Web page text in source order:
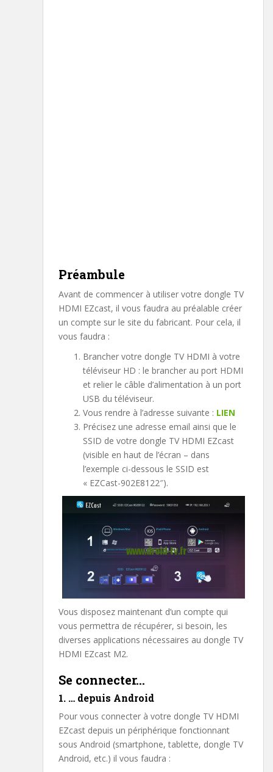
Préambule
Avant de commencer à utiliser votre dongle TV
HDMI EZcast, il vous faudra au préalable créer
un compte sur le site du fabricant. Pour cela, il
vous faudra :
Brancher votre dongle TV HDMI à votre
téléviseur HD : le brancher au port HDMI
et relier le câble d’alimentation à un port
USB du téléviseur.
Vous rendre à l’adresse suivante : LIEN
Précisez une adresse email ainsi que le
SSID de votre dongle TV HDMI EZcast
(visible en haut de l’écran – dans
l’exemple ci-dessous le SSID est
« EZCast-902E8122″).
Vous disposez maintenant d’un compte qui
vous permettra de récupérer, si besoin, les
diverses applications nécessaires au dongle TV
HDMI EZcast M2.
Se connecter…
1. … depuis Android
Pour vous connecter à votre dongle TV HDMI
EZcast depuis un périphérique fonctionnant
sous Android (smartphone, tablette, dongle TV
Android, etc.) il vous faudra :